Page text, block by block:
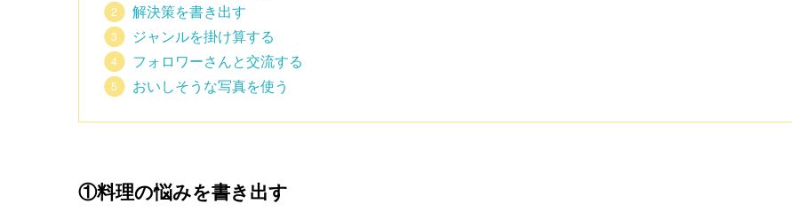
解決策を書き出す
ジャンルを掛け算する
フォロワーさんと交流する
おいしそうな写真を使う
①料理の悩みを書き出す